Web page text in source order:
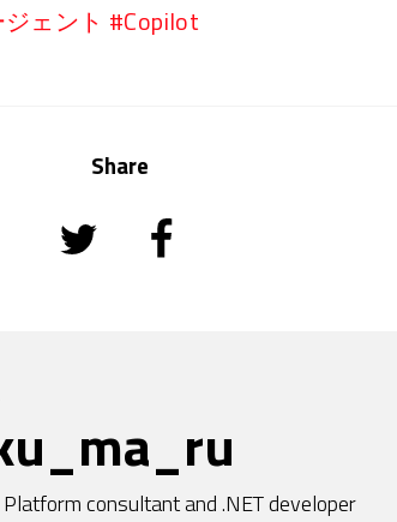
ェント #Copilot
Share
consultant and .NET developer